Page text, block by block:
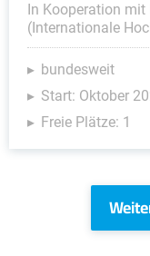
In Kooperation mit
(Internationale
bundesweit
Start: Oktober
Freie Plätze: 1